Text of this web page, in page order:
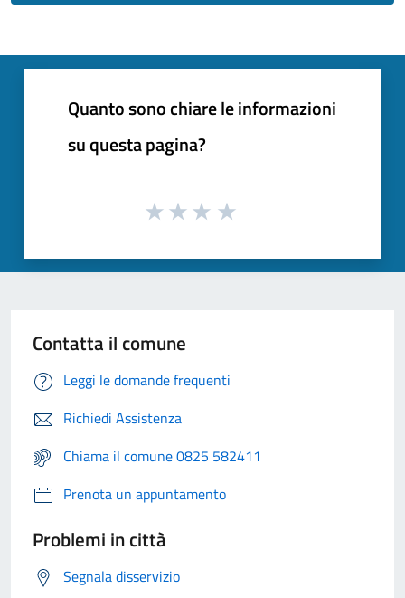
Quanto sono chiare le informazioni
su questa pagina?
Contatta il comune
Leggi le domande frequenti
Richiedi Assistenza
Chiama il comune 0825 582411
Prenota un appuntamento
Problemi in città
Segnala disservizio